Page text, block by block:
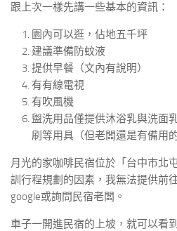
跟上次一樣先講一些基本的資訊：
園內可以逛，佔地五千坪
建議準備防蚊液
提供早餐（文內有說明）
有有線電視
有吹風機
盥洗用品僅提供沐浴乳與洗面
刷等用具（但老闆還是有備用
月光的家咖啡民宿位於「台中市北
訓行程規劃的因素，我無法提供前
google或詢問民宿老闆。
車子一開進民宿的上坡，就可以看